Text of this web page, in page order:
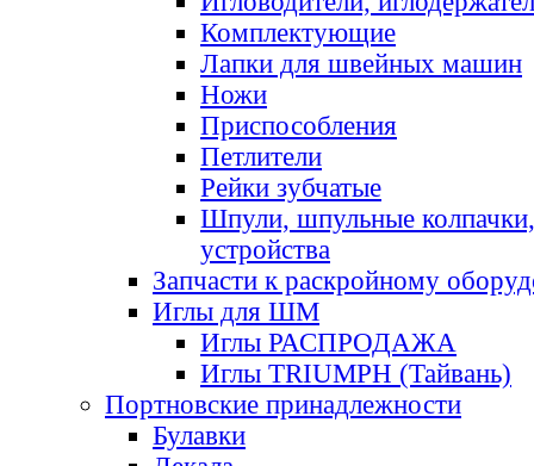
Комплектующие
Лапки для швейных машин
Ножи
Приспособления
Петлители
Рейки зубчатые
Шпули, шпульные
устройства
Запчасти к раскройному
Иглы для ШМ
Иглы РАСПРОДАЖА
Иглы TRIUMPH (Тайвань)
Портновские принадлежности
Булавки